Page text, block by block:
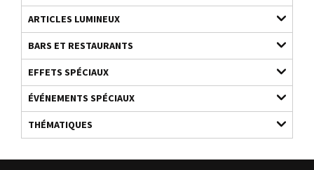
ARTICLES LUMINEUX
BARS ET RESTAURANTS
EFFETS SPÉCIAUX
ÉVÉNEMENTS SPÉCIAUX
THÉMATIQUES